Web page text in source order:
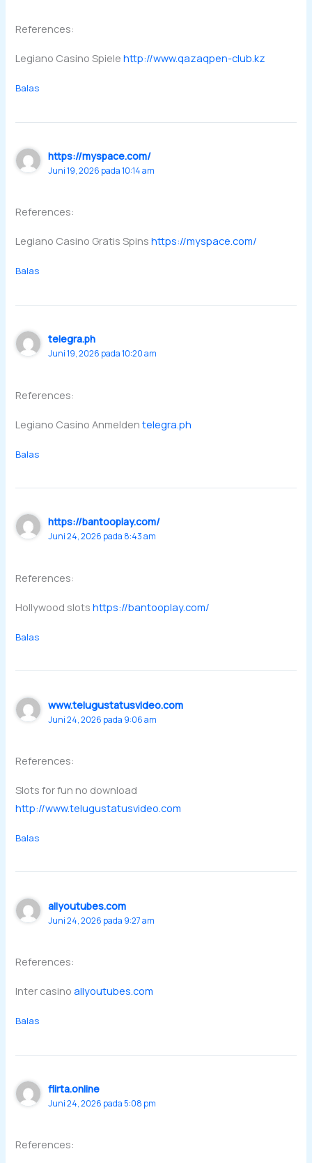
References:
Legiano Casino Spielehttp://www.qazaqpen-club.kz
Balas
https://myspace.com/
Juni 19, 2026 pada 10:14 am
References:
Legiano Casino Gratis Spinshttps://myspace.com/
Balas
telegra.ph
Juni 19, 2026 pada 10:20 am
References:
Legiano Casino Anmeldentelegra.ph
Balas
https://bantooplay.com/
Juni 24, 2026 pada 8:43 am
References:
Hollywood slotshttps://bantooplay.com/
Balas
www.telugustatusvideo.com
Juni 24, 2026 pada 9:06 am
References:
Slots for fun no download
http://www.telugustatusvideo.com
Balas
allyoutubes.com
Juni 24, 2026 pada 9:27 am
References:
Inter casinoallyoutubes.com
Balas
flirta.online
Juni 24, 2026 pada 5:08 pm
References: